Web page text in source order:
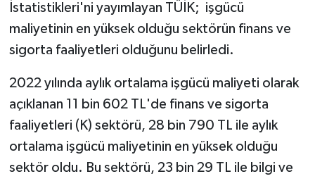
İstatistikleri'ni yayımlayan TÜİK; işgücü
maliyetinin en yüksek olduğu sektörün finans ve
sigorta faaliyetleri olduğunu belirledi.
2022 yılında aylık ortalama işgücü maliyeti olarak
açıklanan 11 bin 602 TL'de finans ve sigorta
faaliyetleri (K) sektörü, 28 bin 790 TL ile aylık
ortalama işgücü maliyetinin en yüksek olduğu
sektör oldu. Bu sektörü, 23 bin 29 TL ile bilgi ve